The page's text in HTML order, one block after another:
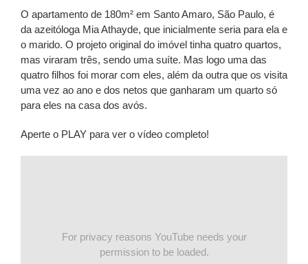
O apartamento de 180m² em Santo Amaro, São Paulo, é
da azeitóloga Mia Athayde, que inicialmente seria para ela e
o marido. O projeto original do imóvel tinha quatro quartos,
mas viraram três, sendo uma suíte. Mas logo uma das
quatro filhos foi morar com eles, além da outra que os visita
uma vez ao ano e dos netos que ganharam um quarto só
para eles na casa dos avós.
Aperte o PLAY para ver o vídeo completo!
For privacy reasons YouTube needs your
permission to be loaded.